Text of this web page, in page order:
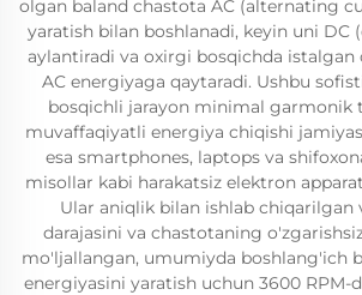
olgan baland chastota AC (alternating
yaratish bilan boshlanadi, keyin uni DC
aylantiradi va oxirgi bosqichda istalgan
AC energiyaga qaytaradi. Ushbu
bosqichli jarayon minimal garmonik
muvaffaqiyatli energiya chiqishi
esa smartphones, laptops va
misollar kabi harakatsiz elektron
Ular aniqlik bilan ishlab chiqarilgan
darajasini va chastotaning
mo'ljallangan, umumiyda boshlang'ich
energiyasini yaratish uchun 3600 RPM-